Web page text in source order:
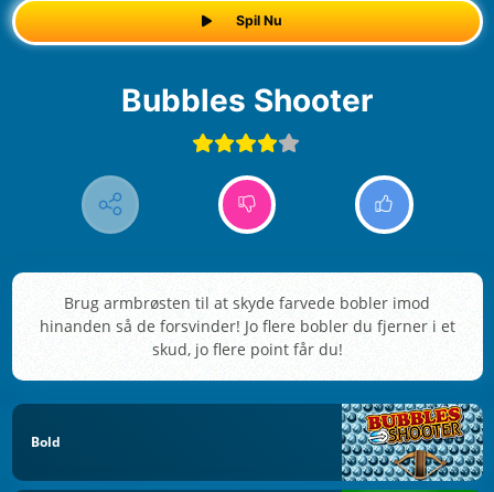
Spil Nu
Bubbles Shooter
Brug armbrøsten til at skyde farvede bobler imod
hinanden så de forsvinder! Jo flere bobler du fjerner i et
skud, jo flere point får du!
Bold